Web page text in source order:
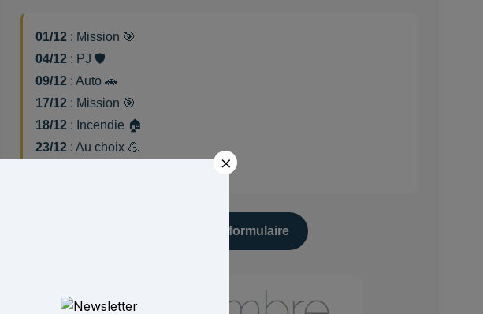
×
01/12 : Mission 🎯
04/12 : PJ 🛡️
09/12 : Auto 🚗
17/12 : Mission 🎯
18/12 : Incendie 🏠
23/12 : Au choix 💪
Complétez le formulaire